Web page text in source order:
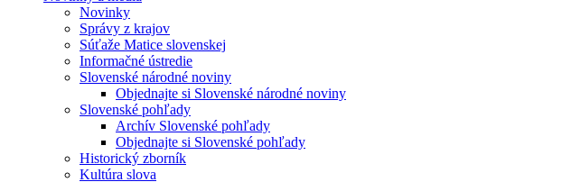
Novinky
Správy z krajov
Súťaže Matice slovenskej
Informačné ústredie
Slovenské národné noviny
Objednajte si Slovenské národné noviny
Slovenské pohľady
Archív Slovenské pohľady
Objednajte si Slovenské pohľady
Historický zborník
Kultúra slova